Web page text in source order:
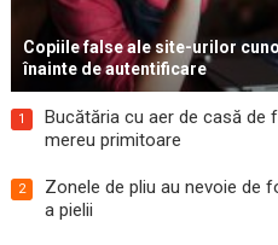
Copiile false ale site-urilor
înainte de autentificare
1
Bucătăria cu aer de casă de
mereu primitoare
2
Zonele de pliu au nevoie de
a pielii